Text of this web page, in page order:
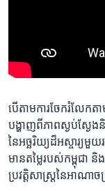
បើ​តាម​ការ​ចែក​រំលែក​
បង្ហាញ​ពី​ភាព​ស្ងប់ស្ងែ
នៃ​អច្ឆរិយ្យ​ដ៏​អស្ចារ្យ​មួ
មាន​តម្លៃ​របស់​កម្ពុជា
ប្រវត្តិសាស្ត្រ​នៃ​អាណា